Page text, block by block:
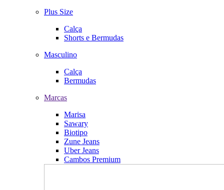
Plus Size
Calça
Shorts e Bermudas
Masculino
Calça
Bermudas
Marcas
Marisa
Sawary
Biotipo
Zune Jeans
Uber Jeans
Cambos Premium